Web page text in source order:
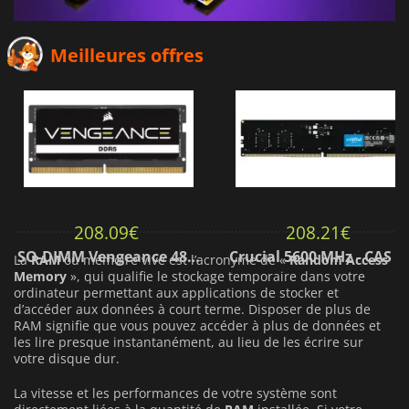
Meilleures offres
208.09€
SO-DIMM Vengeance 4800 MHz - CAS 40
208.21€
Crucial 5600 MHz - CAS
LaRAMou mémoire vive est l’acronyme de «Random Access
Memory », qui qualifie le stockage temporaire dans votre
ordinateur permettant aux applications de stocker et
d’accéder aux données à court terme. Disposer de plus de
RAM signifie que vous pouvez accéder à plus de données et
les lire presque instantanément, au lieu de les écrire sur
votre disque dur.
La vitesse et les performances de votre système sont